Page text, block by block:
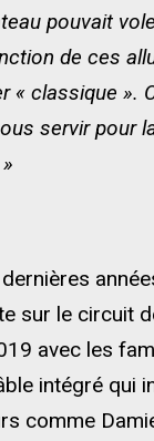
pouvait
de ces
« classique ».
servir pour
sur le circuit
avec les
intégré qui
comme